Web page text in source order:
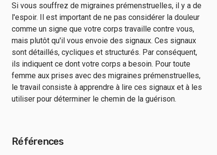
Si vous souffrez de migraines prémenstruelles, il y a de
l'espoir. Il est important de ne pas considérer la douleur
comme un signe que votre corps travaille contre vous,
mais plutôt qu'il vous envoie des signaux. Ces signaux
sont détaillés, cycliques et structurés. Par conséquent,
ils indiquent ce dont votre corps a besoin. Pour toute
femme aux prises avec des migraines prémenstruelles,
le travail consiste à apprendre à lire ces signaux et à les
utiliser pour déterminer le chemin de la guérison.
Références